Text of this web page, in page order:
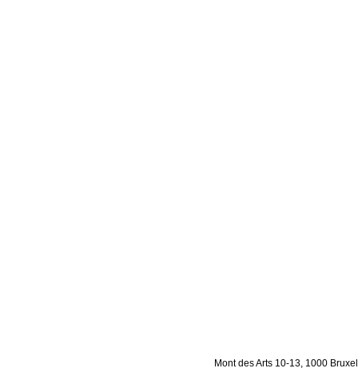
Mont des Arts 10-13, 1000